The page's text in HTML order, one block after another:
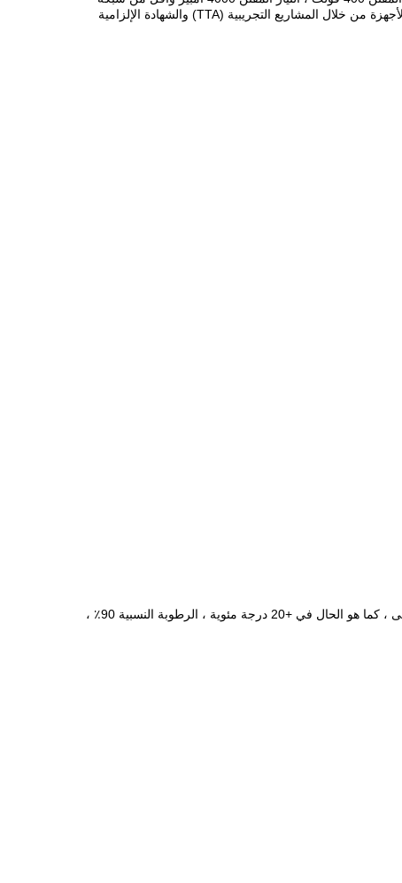
الطاقة منخفضة الجهد ، لتوليد الطاقة ، ونظام النقل والتوزيع كإضاءة ديناميكية ، وتحويل الطاقة والحماية والمراقبة ومناسبات أخرى.جميع أنواع الأجهزة من خلال المشاريع التجريبية (TTA) والشهادة الإلزامية
* منظف الهواء ، الرطوبة النسبية عند أعلى درجة حرارة محيطة +40 درجة مئوية لا تزيد عن 50٪ في درجة الحرارة المنخفضة تسمح برطوبة أعلى ، كما هو الحال في +20 درجة مئوية ، الرطوبة النسبية 90٪ ،